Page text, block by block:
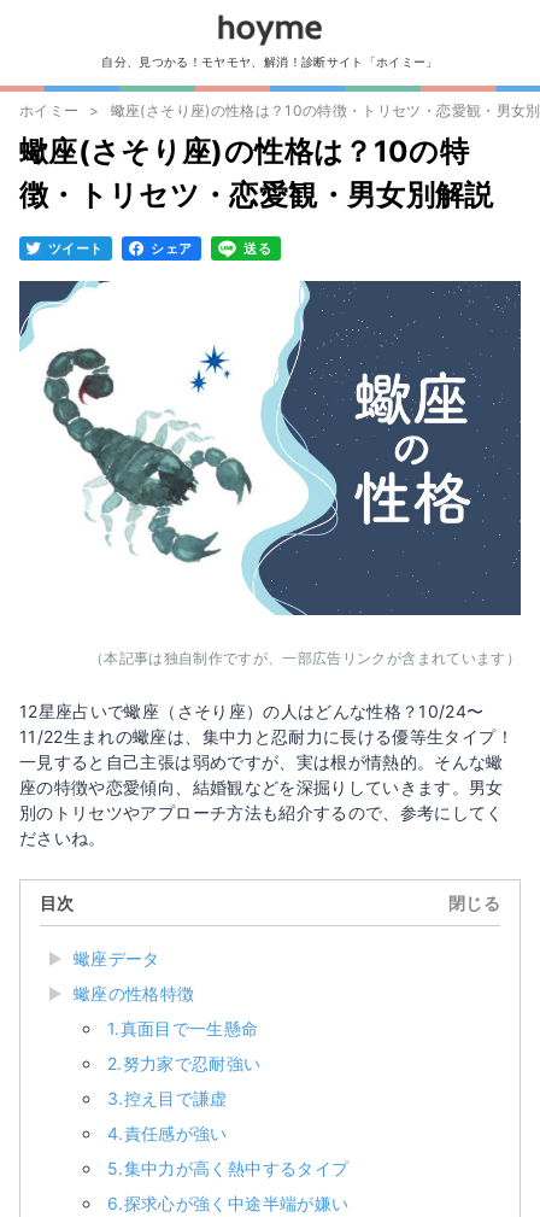
自分、見つかる！モヤモヤ、解消！診断サイト「ホイミー」
ホイミー 蠍座(さそり座)の性格は？10の特徴・トリセツ・恋愛観・男女
蠍座(さそり座)の性格は？10の特
徴・トリセツ・恋愛観・男女別解説
ツイート シェア 送る
（本記事は独自制作ですが、一部広告リンクが含まれています）
12星座占いで蠍座（さそり座）の人はどんな性格？10/24〜
11/22生まれの蠍座は、集中力と忍耐力に長ける優等生タイプ！
一見すると自己主張は弱めですが、実は根が情熱的。そんな蠍
座の特徴や恋愛傾向、結婚観などを深掘りしていきます。男女
別のトリセツやアプローチ方法も紹介するので、参考にしてく
ださいね。
目次 閉じる
蠍座データ
蠍座の性格特徴
1.真面目で一生懸命
2.努力家で忍耐強い
3.控え目で謙虚
4.責任感が強い
5.集中力が高く熱中するタイプ
6.探求心が強く中途半端が嫌い